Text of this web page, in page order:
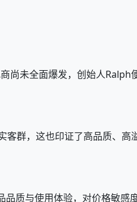
尚未全面爆发，创始人Ralph
客群，这也印证了高品质、高
质与使用体验，对价格敏感